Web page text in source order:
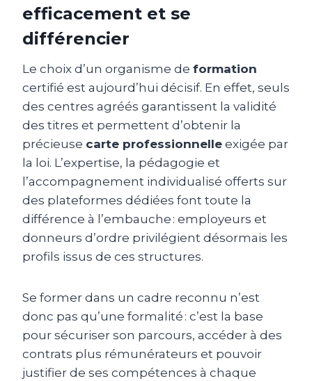
efficacement et se
différencier
Le choix d’un organisme de formation
certifié est aujourd’hui décisif. En effet, seuls
des centres agréés garantissent la validité
des titres et permettent d’obtenir la
précieuse carte professionnelle exigée par
la loi. L’expertise, la pédagogie et
l’accompagnement individualisé offerts sur
des plateformes dédiées font toute la
différence à l’embauche : employeurs et
donneurs d’ordre privilégient désormais les
profils issus de ces structures.
Se former dans un cadre reconnu n’est
donc pas qu’une formalité : c’est la base
pour sécuriser son parcours, accéder à des
contrats plus rémunérateurs et pouvoir
justifier de ses compétences à chaque